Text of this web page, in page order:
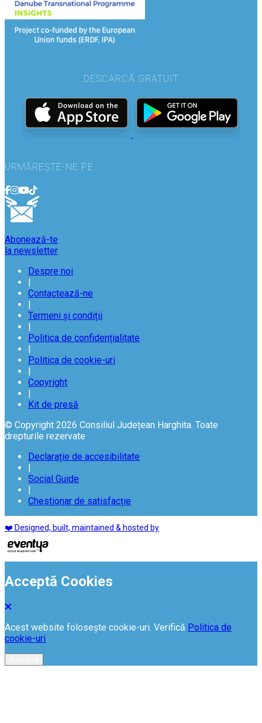
DESCARCĂ GRATUIT
URMĂREȘTE-NE PE
Abonează-te
la newsletter
Despre noi
Contactează-ne
Termeni și condiții
Politica de confidențialitate
Politica de cookie-uri
Copyright
Kit de presă
© Copyright 2026 Consiliul Județean Harghita. Toate
drepturile rezervate
Declarație de accesibilitate
Social Guide
Chestionar de satisfacție
❤️ Designed, built, maintained & hosted by
Acceptă Cookies
Acest website folosește cookie-uri. Verifică Politica de
cookie-uri